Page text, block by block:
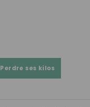
Perdre ses kilos